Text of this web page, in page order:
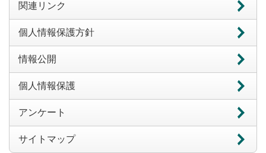
関連リンク
個人情報保護方針
情報公開
個人情報保護
アンケート
サイトマップ